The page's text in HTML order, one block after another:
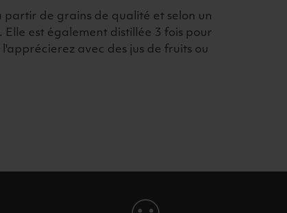
partir de grains de qualité et selon un
Elle est également distillée 3 fois pour
avec des jus de fruits ou